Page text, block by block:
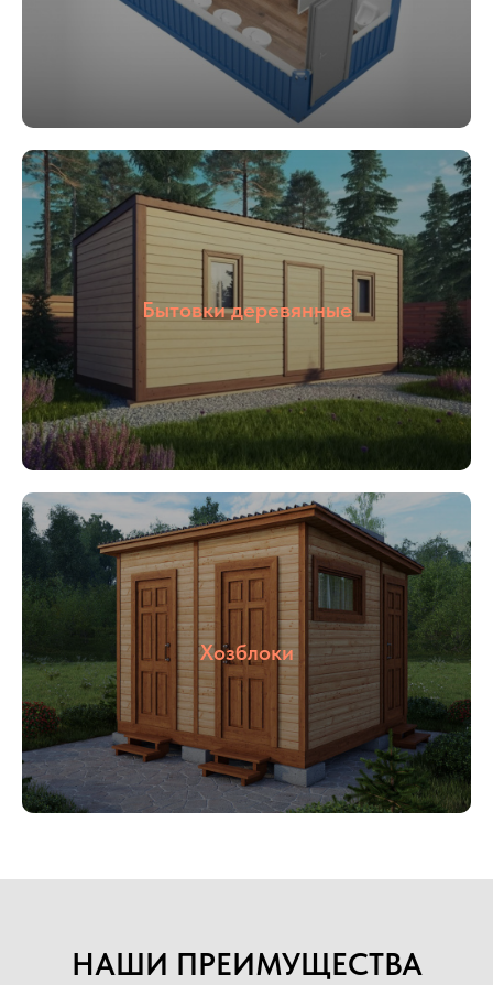
Бытовки деревянные
Хозблоки
НАШИ ПРЕИМУЩЕСТВА
04
Прямые
поставщики
Цены от
производителя
Наша компания ООО «БОКС МОДУЛЬ»
основана в 2018 году. Мы специализируемся
на строительстве быстровозводимым зданий
продаж, штаб строительства, общежитие,
магазин и тд. Так же наша компания
производит готовые переводные конструкции:
блок контейнеры, металлические бытовки,
бытовки строительные, бытовки
сантехнические, посты охраны, КПП, бытовки
деревянные. Располагается наше производство
в Раменском районе, благодаря чему выгодное
территориальное расположение позволяет
осуществлять быструю доставку в любую
указанную точку.
Наше производство всегда открыто для
потенциальных клиентов и партнеров, Вы
можете всегда к нам приехать в гости,